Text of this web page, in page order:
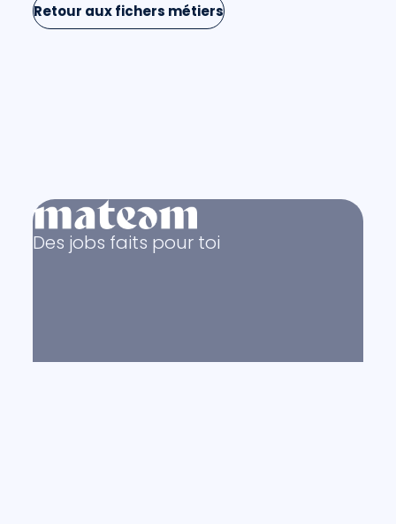
Retour aux fichers métiers
Des jobs faits pour toi